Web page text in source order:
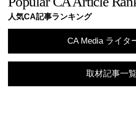
人気CA記事ランキング
CA Media ライタ
取材記事一覧